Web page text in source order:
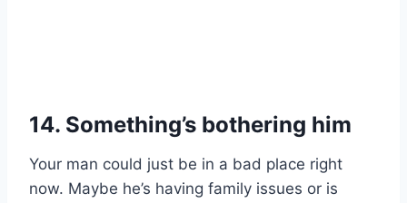
14. Something’s bothering him
Your man could just be in a bad place right
now. Maybe he’s having family issues or is